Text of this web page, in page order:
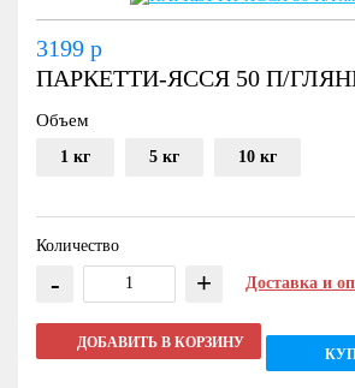
3199 р
ПАРКЕТТИ-ЯССЯ 50 П/
Объем
1 кг 5 кг 10 кг
Количество
- + Доставка и
ДОБАВИТЬ В КОРЗИНУ